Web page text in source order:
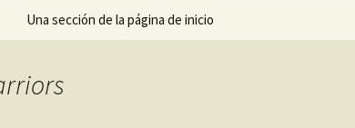
Una sección de la página de inicio